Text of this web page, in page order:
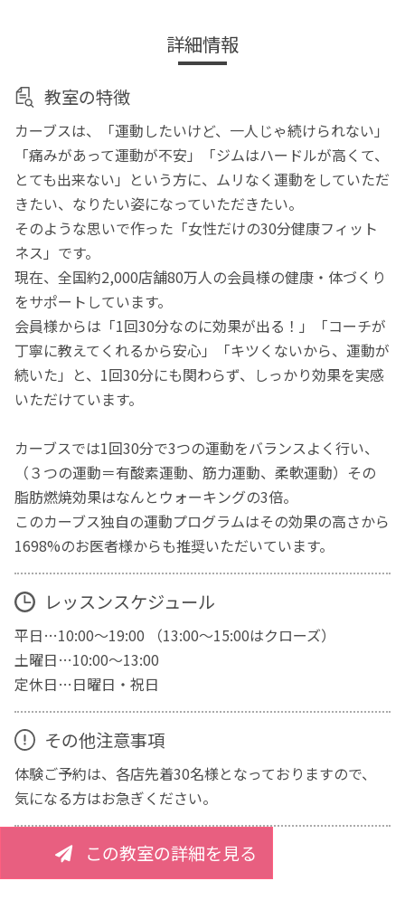
詳細情報
教室の特徴
カーブスは、「運動したいけど、一人じゃ続けられない」
「痛みがあって運動が不安」「ジムはハードルが高くて、
とても出来ない」という方に、ムリなく運動をしていただ
きたい、なりたい姿になっていただきたい。
そのような思いで作った「女性だけの30分健康フィット
ネス」です。
現在、全国約2,000店舗80万人の会員様の健康・体づくり
をサポートしています。
会員様からは「1回30分なのに効果が出る！」「コーチが
丁寧に教えてくれるから安心」「キツくないから、運動が
続いた」と、1回30分にも関わらず、しっかり効果を実感
いただけています。
カーブスでは1回30分で3つの運動をバランスよく行い、
（３つの運動＝有酸素運動、筋力運動、柔軟運動）その
脂肪燃焼効果はなんとウォーキングの3倍。
このカーブス独自の運動プログラムはその効果の高さから
1698%のお医者様からも推奨いただいています。
レッスンスケジュール
平日…10:00～19:00 （13:00～15:00はクローズ）
土曜日…10:00～13:00
定休日…日曜日・祝日
その他注意事項
体験ご予約は、各店先着30名様となっておりますので、
気になる方はお急ぎください。
この教室の詳細を見る